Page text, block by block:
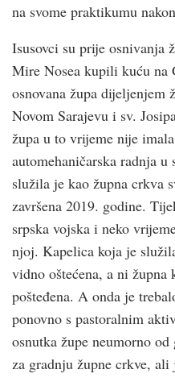
na svome praktikumu
Isusovci su prije osnivanja
Mire Nosea kupili kuću na
osnovana župa dijeljenjem
Novom Sarajevu i sv.
župa u to vrijeme nije
automehaničarska radnja
služila je kao župna crkva
završena 2019. godine.
srpska vojska i neko
njoj. Kapelica koja je
vidno oštećena, a ni
pošteđena. A onda je
ponovno s pastoralnim
osnutka župe neumorno
za gradnju župne crkve,